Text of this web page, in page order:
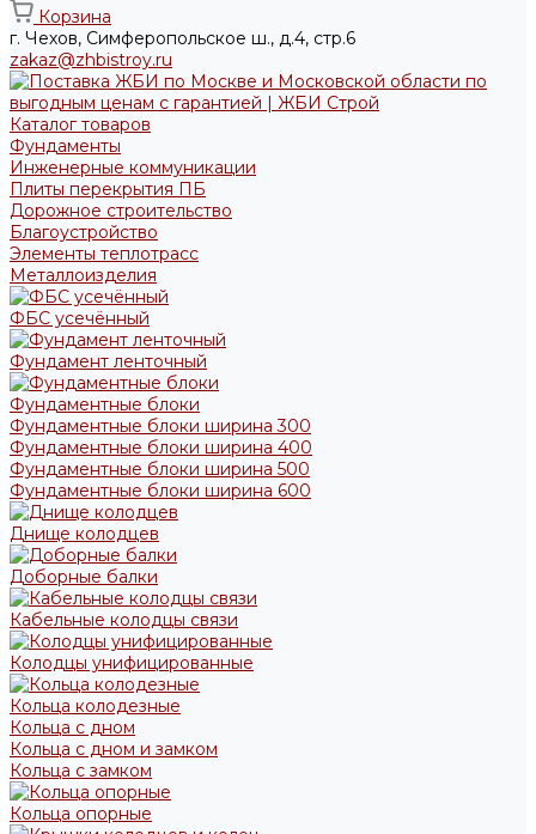
Корзина
г. Чехов, Симферопольское ш., д.4, стр.6
zakaz@zhbistroy.ru
Каталог товаров
Фундаменты
Инженерные коммуникации
Плиты перекрытия ПБ
Дорожное строительство
Благоустройство
Элементы теплотрасс
Металлоизделия
ФБС усечённый
Фундамент ленточный
Фундаментные блоки
Фундаментные блоки ширина 300
Фундаментные блоки ширина 400
Фундаментные блоки ширина 500
Фундаментные блоки ширина 600
Днище колодцев
Доборные балки
Кабельные колодцы связи
Колодцы унифицированные
Кольца колодезные
Кольца с дном
Кольца с дном и замком
Кольца с замком
Кольца опорные